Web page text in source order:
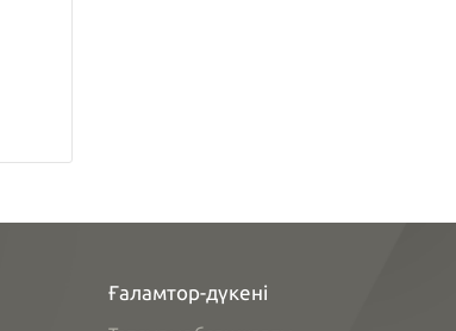
Ғаламтор-дүкені